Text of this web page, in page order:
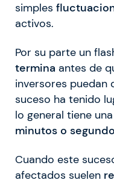
simples
activos.
Por su parte un
termina antes de
inversores puedan
suceso ha tenido
lo general tiene
minutos o
Cuando este
afectados suelen